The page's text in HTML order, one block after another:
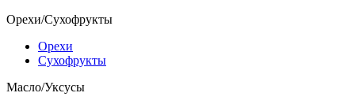
Орехи/Сухофрукты
Орехи
Сухофрукты
Масло/Уксусы